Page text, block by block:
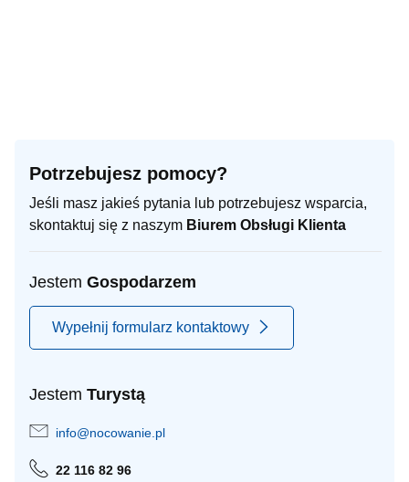
Potrzebujesz pomocy?
Jeśli masz jakieś pytania lub potrzebujesz wsparcia,
skontaktuj się z naszym Biurem Obsługi Klienta
Jestem Gospodarzem
Wypełnij formularz kontaktowy
Jestem Turystą
info@nocowanie.pl
22 116 82 96